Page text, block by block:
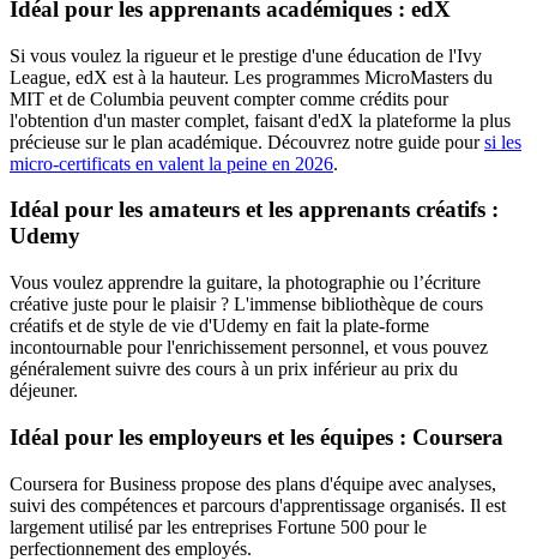
Idéal pour les apprenants académiques : edX
Si vous voulez la rigueur et le prestige d'une éducation de l'Ivy
League, edX est à la hauteur. Les programmes MicroMasters du
MIT et de Columbia peuvent compter comme crédits pour
l'obtention d'un master complet, faisant d'edX la plateforme la plus
précieuse sur le plan académique. Découvrez notre guide poursi les
micro-certificats en valent la peine en 2026.
Idéal pour les amateurs et les apprenants créatifs :
Udemy
Vous voulez apprendre la guitare, la photographie ou l’écriture
créative juste pour le plaisir ? L'immense bibliothèque de cours
créatifs et de style de vie d'Udemy en fait la plate-forme
incontournable pour l'enrichissement personnel, et vous pouvez
généralement suivre des cours à un prix inférieur au prix du
déjeuner.
Idéal pour les employeurs et les équipes : Coursera
Coursera for Business propose des plans d'équipe avec analyses,
suivi des compétences et parcours d'apprentissage organisés. Il est
largement utilisé par les entreprises Fortune 500 pour le
perfectionnement des employés.